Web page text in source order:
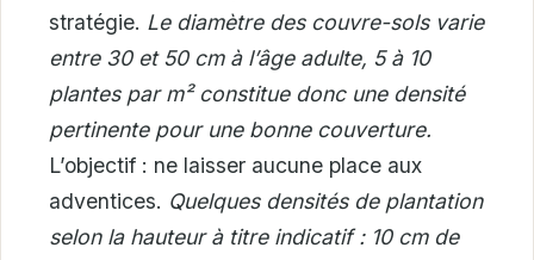
stratégie. Le diamètre des couvre-sols varie
entre 30 et 50 cm à l’âge adulte, 5 à 10
plantes par m² constitue donc une densité
pertinente pour une bonne couverture.
L’objectif : ne laisser aucune place aux
adventices. Quelques densités de plantation
selon la hauteur à titre indicatif : 10 cm de